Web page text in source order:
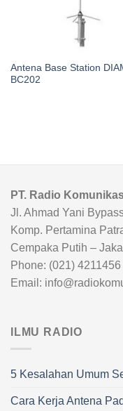
Antena Base Station
BC202
PT. Radio
Jl. Ahmad Yani
Komp. Pertamina
Cempaka Putih –
Phone: (021) 4211456
Email:
ILMU RADIO
5 Kesalahan Umum
Cara Kerja Antena